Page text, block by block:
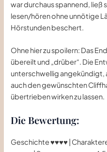
war durchaus spannend,
lesen/hören ohne unnötige
Hörstunden beschert.
Ohne hier zu spoilern: Das
übereilt und „drüber“. Die
unterschwellig angekündigt,
auch den gewünschten
übertrieben wirken zu lassen.
Die Bewertung:
Geschichte ♥♥♥♥ |